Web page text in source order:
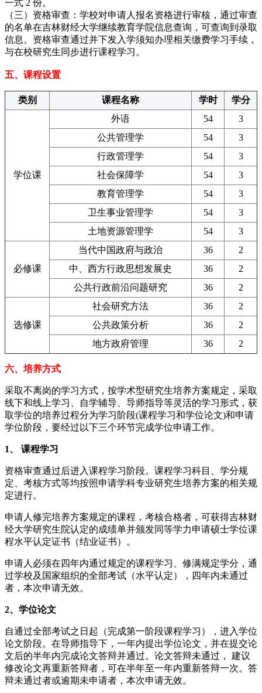
一式 2 份。
（三）资格审查：学校对申请人报名资格进行审核，通过审查
的名单在吉林财经大学继续教育学院信息查询，可查询到录取
信息。资格审查通过并下发入学须知办理相关缴费学习手续，
与在校研究生同步进行课程学习。
五、课程设置
类别 课程名称 学时 学分
学位课
外语 54
3
公共管理学
54
3
行政管理学
54
3
社会保障学
54
3
教育管理学
54
3
卫生事业管理学
54
3
土地资源管理学
54 3
必修课
当代中国政府与政治 36
2
中、西方行政思想发展史
36
2
公共行政前沿问题研究
36 2
选修课
社会研究方法 36
2
公共政策分析
36
2
地方政府管理
36 2
六、培养方式
采取不离岗的学习方式，按学术型研究生培养方案规定，采取
线下和线上学习、自学辅导、导师指导等灵活的学习形式，获
取学位的培养过程分为学习阶段(课程学习和学位论文)和申请
学位阶段，要经过以下三个环节完成学位申请工作。
1、 课程学习
资格审查通过后进入课程学习阶段。课程学习科目、学分规
定、考核方式等均按照申请学科专业研究生培养方案的相关规
定进行。
申请人修完培养方案规定的课程，考核合格者，可获得吉林财
经大学研究生院认定的成绩单并颁发同等学力申请硕士学位课
程水平认定证书（结业证书）。
申请人必须在四年内通过规定的课程学习、修满规定学分，通
过学校及国家组织的全部考试（水平认定），四年内未通过
者，本次申请无效。
2、学位论文
自通过全部考试之日起（完成第一阶段课程学习），进入学位
论文阶段。在导师指导下，一年内提出学位论文，并在提交论
文后的半年内完成论文答辩并通过。论文答辩未通过， 建议
修改论文再重新答辩者，可在半年至一年内重新答辩一次。答
辩未通过者或逾期未申请者，本次申请无效。